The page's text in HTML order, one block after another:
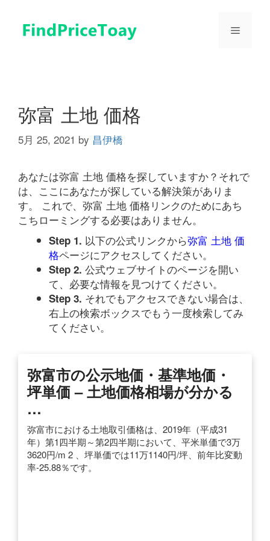
メ
弥富 土地 価格
5月 25, 2021 by 昌伊橋
あなたは弥富 土地 価格を探していますか？それで
は、ここにあなたが探している解決策がありま
す。 これで、弥富 土地 価格リンクのためにあち
こちローミングする必要はありません。
Step 1. 以下の公式リンクから弥富 土地 価
格ページにアクセスしてください。
Step 2. 公式ウェブサイトのページを開い
て、必要な情報を見つけてください。
Step 3. それでもアクセスできない場合は、
右上の検索ボックスでもう一度検索してみ
てください。
弥富市の公示地価・基準地価・
坪単価 – 土地価格相場が分かる
…
弥富市における土地取引価格は、2019年（平成31
年）第1四半期～第2四半期において、平米単価で3万
3620円/m 2 、坪単価では11万1140円/坪、前年比変動
率-25.88％です。